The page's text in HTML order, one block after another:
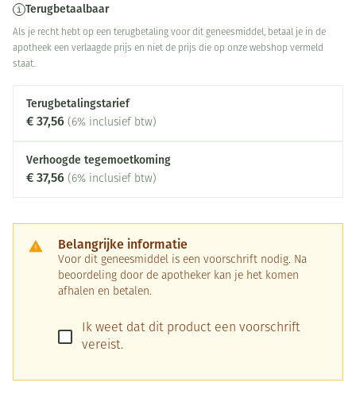
Terugbetaalbaar
Als je recht hebt op een terugbetaling voor dit geneesmiddel, betaal je in de
apotheek een verlaagde prijs en niet de prijs die op onze webshop vermeld
staat.
Terugbetalingstarief
€ 37,56 (6% inclusief btw)
Verhoogde tegemoetkoming
€ 37,56 (6% inclusief btw)
Belangrijke informatie
Voor dit geneesmiddel is een voorschrift nodig. Na
beoordeling door de apotheker kan je het komen
afhalen en betalen.
Ik weet dat dit product een voorschrift
vereist.